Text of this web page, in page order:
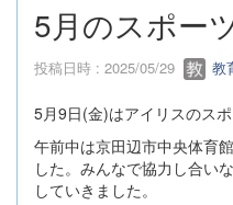
5月のスポー
投稿日時 : 2025/05/29 教
5月9日(金)はアイリスのスポ
午前中は京田辺市中央体育
した。みんなで協力し合い
していきました。